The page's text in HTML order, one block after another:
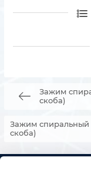
Зажим
скоба)
Зажим
скоба)